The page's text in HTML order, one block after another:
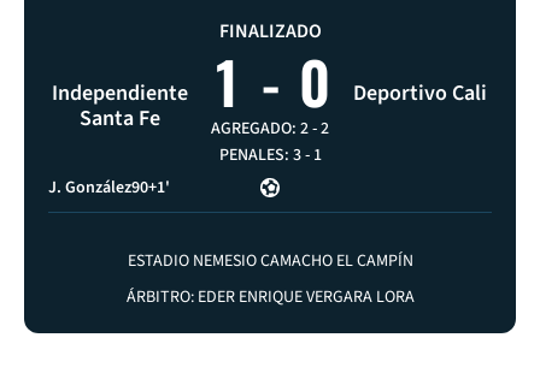
Independiente
Santa Fe
FINALIZADO
1 - 0
AGREGADO: 2-2
PENALES: 3-1
Deportivo Cali
J. González90+1'
ESTADIO NEMESIO CAMACHO EL CAMPÍN
ÁRBITRO: EDER ENRIQUE VERGARA LORA